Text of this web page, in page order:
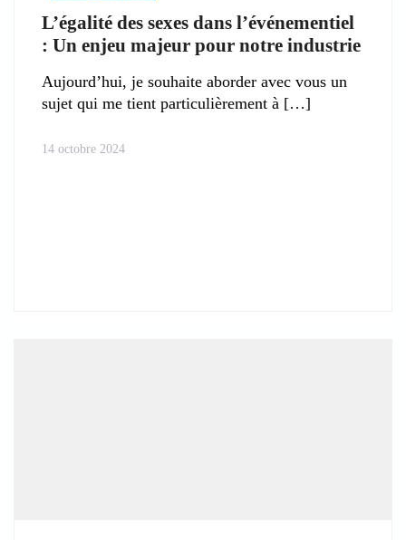
L’égalité des sexes dans l’événementiel
: Un enjeu majeur pour notre industrie
Aujourd’hui, je souhaite aborder avec vous un
sujet qui me tient particulièrement à
14 octobre 2024